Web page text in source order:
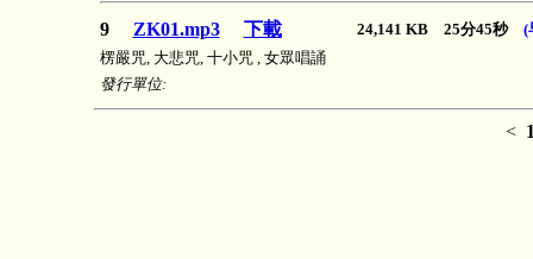
9 ZK01.mp3 下載 24,141 KB 25分45秒 (
楞嚴咒, 大悲咒, 十小咒 , 女眾唱誦
發行單位:
<